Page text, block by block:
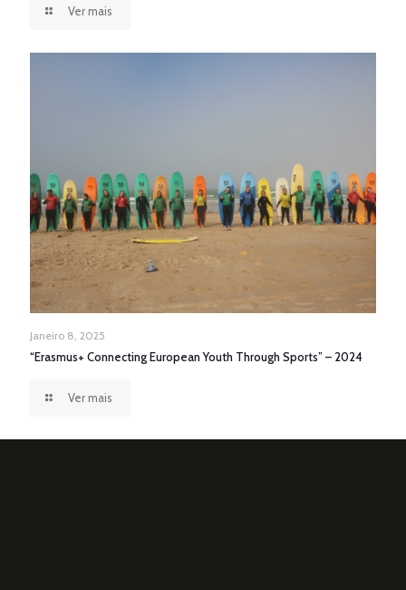
Ver mais
Janeiro 8, 2025
“Erasmus+ Connecting European Youth Through Sports” – 2024
Ver mais